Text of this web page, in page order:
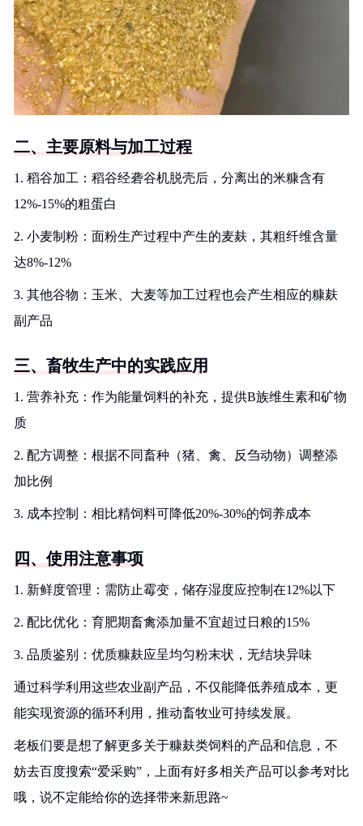
二、主要原料与加工过程
1. 稻谷加工：稻谷经砻谷机脱壳后，分离出的米糠含有
12%-15%的粗蛋白
2. 小麦制粉：面粉生产过程中产生的麦麸，其粗纤维含量
达8%-12%
3. 其他谷物：玉米、大麦等加工过程也会产生相应的糠麸
副产品
三、畜牧生产中的实践应用
1. 营养补充：作为能量饲料的补充，提供B族维生素和矿物
质
2. 配方调整：根据不同畜种（猪、禽、反刍动物）调整添
加比例
3. 成本控制：相比精饲料可降低20%-30%的饲养成本
四、使用注意事项
1. 新鲜度管理：需防止霉变，储存湿度应控制在12%以下
2. 配比优化：育肥期畜禽添加量不宜超过日粮的15%
3. 品质鉴别：优质糠麸应呈均匀粉末状，无结块异味
通过科学利用这些农业副产品，不仅能降低养殖成本，更
能实现资源的循环利用，推动畜牧业可持续发展。
老板们要是想了解更多关于糠麸类饲料的产品和信息，不
妨去百度搜索“爱采购”，上面有好多相关产品可以参考对比
哦，说不定能给你的选择带来新思路~